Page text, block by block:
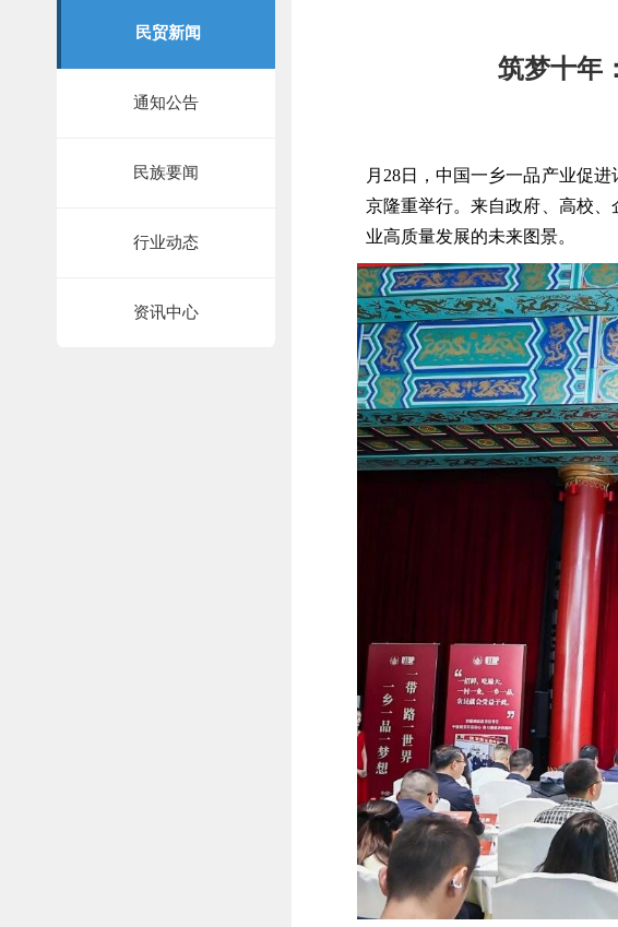
民贸新闻
通知公告
民族要闻
行业动态
资讯中心
筑梦十年
月28日，中国一乡一品产业促
京隆重举行。来自政府、高校
业高质量发展的未来图景。